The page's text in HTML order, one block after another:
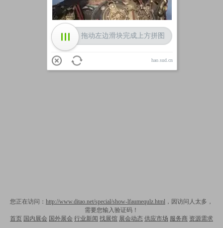
您正在访问： http://www.ditao.net/special/show-lfaumequlz.html ，因访问人太多，
需要您输入验证码！
首页 国内展会 国外展会 行业新闻 找展馆 展会动态 供应市场 服务商 资源需求
拖动左边滑块完成上方拼图
hao.sud.cn